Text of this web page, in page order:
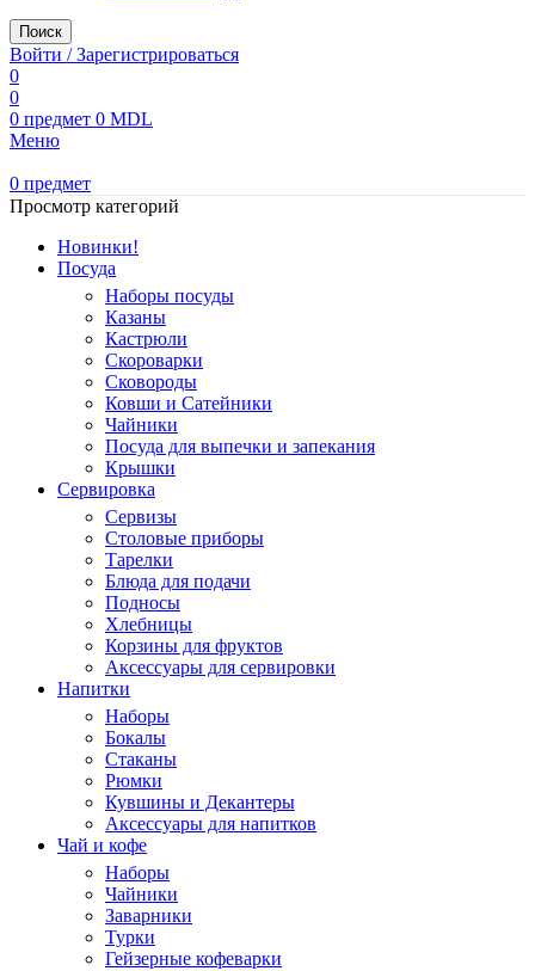
Поиск
Войти / Зарегистрироваться
0
0
0 предмет 0 MDL
Меню
0 предмет
Просмотр категорий
Новинки!
Посуда
Наборы посуды
Казаны
Кастрюли
Скороварки
Сковороды
Ковши и Сатейники
Чайники
Посуда для выпечки и запекания
Крышки
Сервировка
Сервизы
Столовые приборы
Тарелки
Блюда для подачи
Подносы
Хлебницы
Корзины для фруктов
Аксессуары для сервировки
Напитки
Наборы
Бокалы
Стаканы
Рюмки
Кувшины и Декантеры
Аксессуары для напитков
Чай и кофе
Наборы
Чайники
Заварники
Турки
Гейзерные кофеварки